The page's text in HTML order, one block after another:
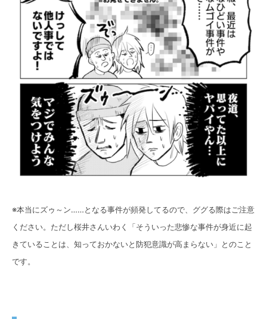
※本当にズゥ～ン……となる事件が頻発してるので、ググる際はご注意
ください。ただし桜井さんいわく「そういった悲惨な事件が身近に起
きていることは、知っておかないと防犯意識が高まらない」とのこと
です。